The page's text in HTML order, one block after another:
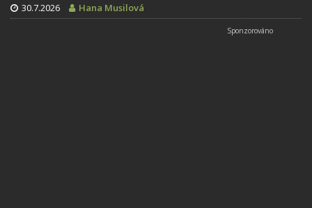
30.7.2026 Hana Musilová